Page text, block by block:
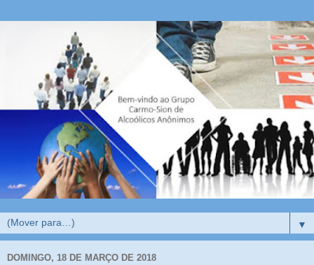
▼
DOMINGO, 18 DE MARÇO DE 2018